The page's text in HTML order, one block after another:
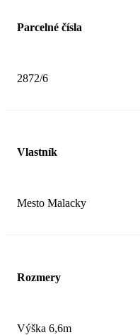
Parcelné čísla
2872/6
Vlastník
Mesto Malacky
Rozmery
Výška 6,6m